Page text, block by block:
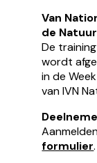
Van
de Natuur
De
wordt
in de
van IVN
formulier.